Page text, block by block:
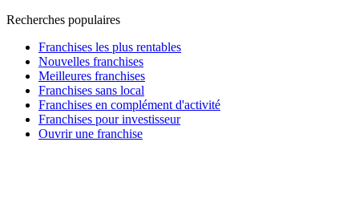
Recherches populaires
Franchises les plus rentables
Nouvelles franchises
Meilleures franchises
Franchises sans local
Franchises en complément d'activité
Franchises pour investisseur
Ouvrir une franchise